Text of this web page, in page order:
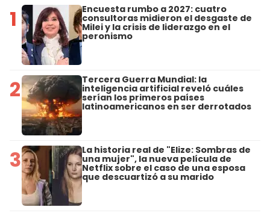
1 Encuesta rumbo a 2027: cuatro
consultoras midieron el desgaste de
Milei y la crisis de liderazgo en el
peronismo
2 Tercera Guerra Mundial: la
inteligencia artificial reveló cuáles
serían los primeros países
latinoamericanos en ser derrotados
3 La historia real de "Elize: Sombras de
una mujer", la nueva película de
Netflix sobre el caso de una esposa
que descuartizó a su marido